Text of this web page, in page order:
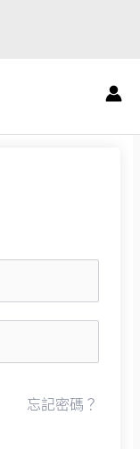
忘記密碼？